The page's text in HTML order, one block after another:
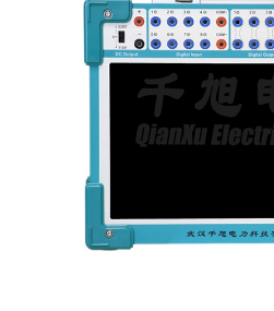
公司动态
行业资讯
解决方案
指导书
培训方案
实用工具
联系我们